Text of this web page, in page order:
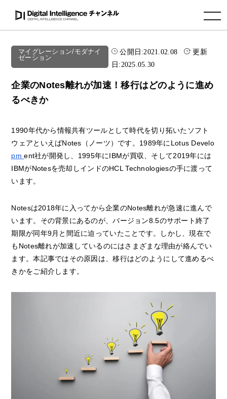
toggle navigation
マイグレーション/モダナイ
ゼーション
公開日:2021.02.08
更新
日:2025.05.30
企業のNotes離れが加速！移行はどのように進め
るべきか
1990年代から情報共有ツールとして時代を切り拓いたソフト
ウェアといえばNotes（ノーツ）です。1989年にLotus Develo
pment社が開発し、1995年にIBMが買収、そして2019年には
IBMがNotesを売却しインドのHCL Technologiesの手に渡って
います。
Notesは2018年に入ってから企業のNotes離れが急速に進んで
います。その背景にあるのが、バージョン8.5のサポート終了
期限が同年9月と間近に迫っていたことです。しかし、現在で
もNotes離れが加速しているのにはさまざまな理由が絡んでい
ます。本記事ではその原因は、移行はどのようにして進めるべ
きかをご紹介します。